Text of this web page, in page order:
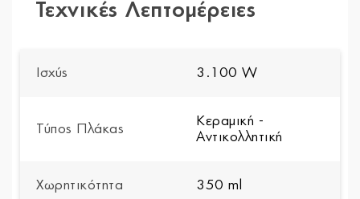
Τεχνικές Λεπτομέρειες
Ισχύς 3.100 W
Τύπος Πλάκας
Κεραμική -
Αντικολλητική
Χωρητικότητα 350 ml